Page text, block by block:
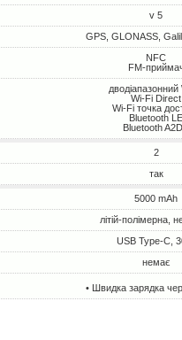
v 5
GPS, GLONASS,
NFC
FM-
дводіапазонний
Wi-Fi Direct
Wi-Fi точка
Bluetooth LE
Bluetooth
2
так
5000 mAh
літій-полімерна,
USB Type-C,
немає
• Швидка зарядка